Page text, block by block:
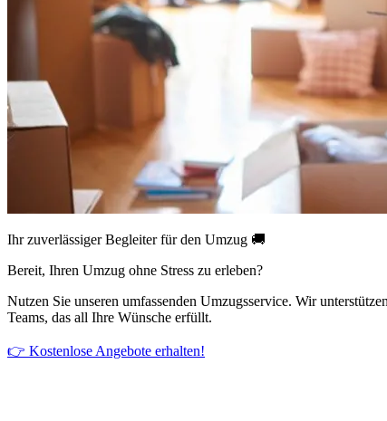
Ihr zuverlässiger Begleiter für den Umzug 🚚
Bereit, Ihren Umzug ohne Stress zu erleben?
Nutzen Sie unseren umfassenden Umzugsservice. Wir
Teams, das all Ihre Wünsche erfüllt.
👉 Kostenlose Angebote erhalten!